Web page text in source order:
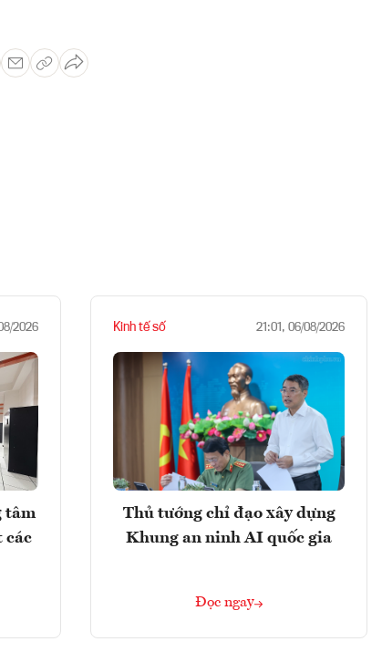
2026
tâm
các
Kinh tế số 21:01, 06/08/2026
Thủ tướng chỉ đạo xây dựng
Khung an ninh AI quốc gia
Đọc ngay